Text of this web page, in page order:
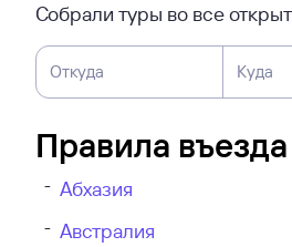
Собрали туры во все
Откуда Куда
Правила
Абхазия
Австралия